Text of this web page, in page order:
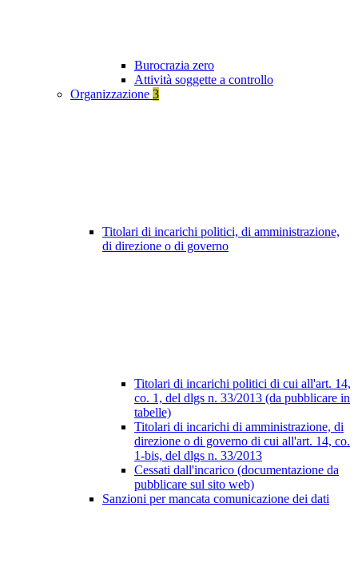
Burocrazia zero
Attività soggette a controllo
Organizzazione 3
Titolari di incarichi politici, di amministrazione,
di direzione o di governo
Titolari di incarichi politici di cui all'art. 14,
co. 1, del dlgs n. 33/2013 (da pubblicare in
tabelle)
Titolari di incarichi di amministrazione, di
direzione o di governo di cui all'art. 14, co.
1-bis, del dlgs n. 33/2013
Cessati dall'incarico (documentazione da
pubblicare sul sito web)
Sanzioni per mancata comunicazione dei dati